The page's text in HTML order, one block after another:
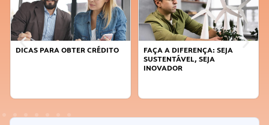
DICAS PARA OBTER CRÉDITO
FAÇA A DIFERENÇA: SEJA
SUSTENTÁVEL, SEJA
INOVADOR